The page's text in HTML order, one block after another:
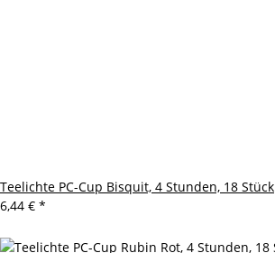
Teelichte PC-Cup Bisquit, 4 Stunden, 18 Stück
6,44 € *